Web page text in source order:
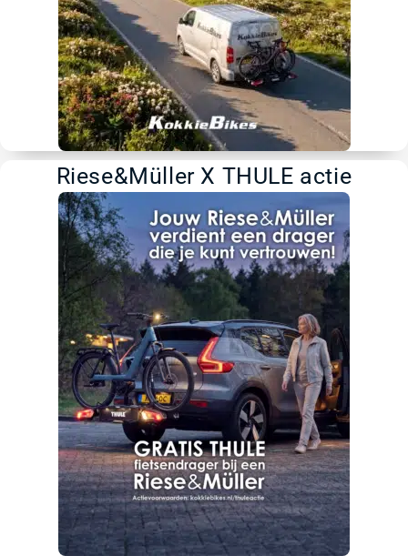
Riese&Müller X THULE actie